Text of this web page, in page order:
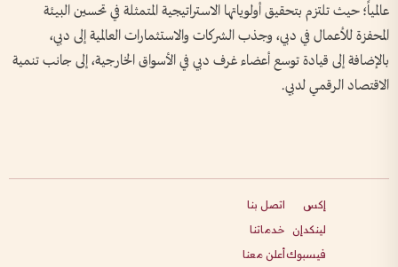
عالمياً؛ حيث تلتزم بتحقيق أولوياتها الاستراتيجية المتمثلة في تحسين البيئة
المحفزة للأعمال في دبي، وجذب الشركات والاستثمارات العالمية إلى دبي،
بالإضافة إلى قيادة توسع أعضاء غرف دبي في الأسواق الخارجية، إلى جانب تنمية
الاقتصاد الرقمي لدبي.
إكس
لينكدإن
فيسبوك
اتصل بنا
خدماتنا
أعلن معنا